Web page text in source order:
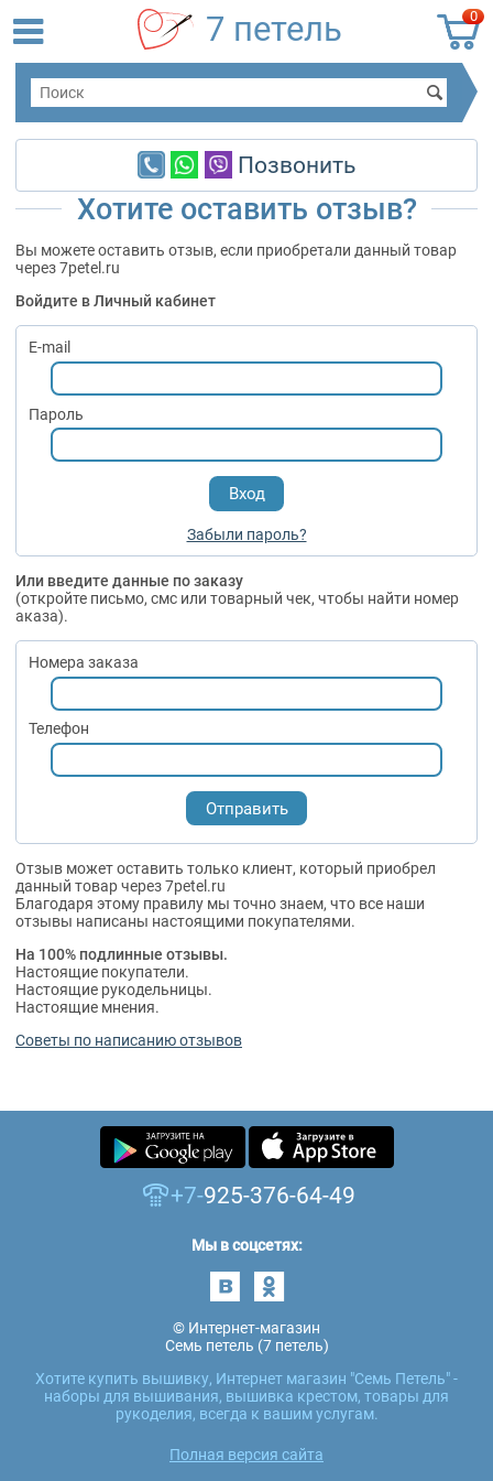
0
7 петель
Позвонить
Хотите оставить отзыв?
Вы можете оставить отзыв, если приобретали данный товар
через 7petel.ru
Войдите в Личный кабинет
E-mail
Пароль
Забыли пароль?
Или введите данные по заказу
(откройте письмо, смс или товарный чек, чтобы найти номер
аказа).
Номера заказа
Телефон
Отзыв может оставить только клиент, который приобрел
данный товар через 7petel.ru
Благодаря этому правилу мы точно знаем, что все наши
отзывы написаны настоящими покупателями.
На 100% подлинные отзывы.
Настоящие покупатели.
Настоящие рукодельницы.
Настоящие мнения.
Советы по написанию отзывов
+7-925-376-64-49
Мы в соцсетях:
© Интернет-магазин
Семь петель (7 петель)
Хотите купить вышивку, Интернет магазин "Семь Петель" -
наборы для вышивания, вышивка крестом, товары для
рукоделия, всегда к вашим услугам.
Полная версия сайта